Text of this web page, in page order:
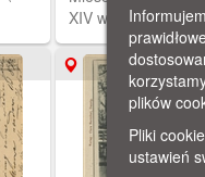
XIV w. nad
kościół św.
ok.
plików
Pliki
ustawień